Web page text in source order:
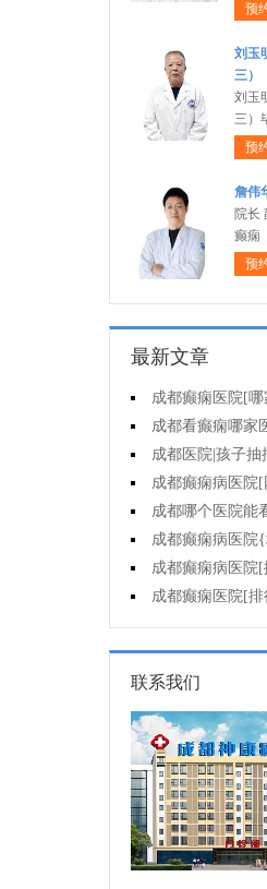
预
刘玉
三）
刘玉
三）
预
詹伟
院长
癫痫
预
最新文章
成都癫痫医院[
痫的护理要做到哪些
成都看癫痫哪家
度公布」癫痫是遗
成都医院|孩子抽
病吃什么中药?
成都癫痫病医院
儿癫痫病药哪个好?
成都哪个医院能
因会造成癫痫?
成都癫痫病医院
要坚持哪些原则?
成都癫痫病医院
可信吗?
成都癫痫医院[
睡眠困难怎么办?
联系我们